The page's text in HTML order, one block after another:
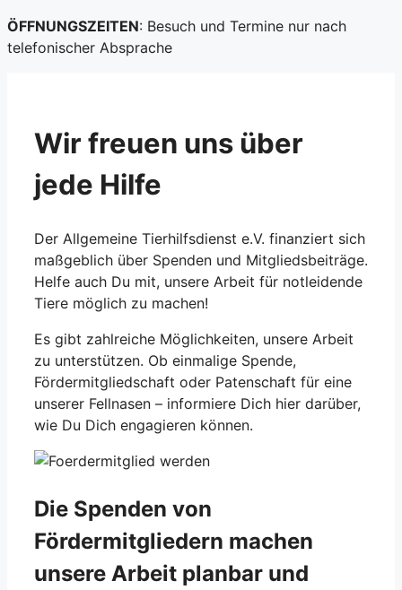
ÖFFNUNGSZEITEN: Besuch und Termine nur nach
telefonischer Absprache
Wir freuen uns über
jede Hilfe
Der Allgemeine Tierhilfsdienst e.V. finanziert sich
maßgeblich über Spenden und Mitgliedsbeiträge.
Helfe auch Du mit, unsere Arbeit für notleidende
Tiere möglich zu machen!
Es gibt zahlreiche Möglichkeiten, unsere Arbeit
zu unterstützen. Ob einmalige Spende,
Fördermitgliedschaft oder Patenschaft für eine
unserer Fellnasen – informiere Dich hier darüber,
wie Du Dich engagieren können.
Die Spenden von
Fördermitgliedern machen
unsere Arbeit planbar und